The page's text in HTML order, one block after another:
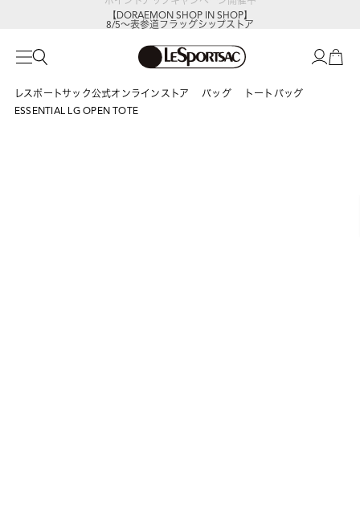
【DORAEMON SHOP IN SHOP】
8/5～表参道フラッグシップストア
レスポートサック公式オンラインストア バッグ
トートバッグ
ESSENTIAL LG OPEN TOTE